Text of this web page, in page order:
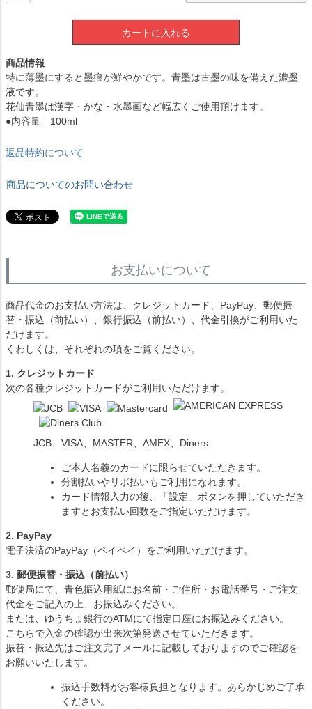
カートに入れる
商品情報
特に薄墨にすると墨痕が鮮やかです。青墨は古墨の味を備えた濃墨
液です。
花仙青墨は漢字・かな・水墨画など幅広くご使用頂けます。
●内容量 100ml
返品特約について
商品についてのお問い合わせ
お支払いについて
商品代金のお支払い方法は、クレジットカード、PayPay、郵便振
替・振込（前払い）、銀行振込（前払い）、代金引換がご利用いた
だけます。
くわしくは、それぞれの項をご覧ください。
1. クレジットカード
次の各種クレジットカードがご利用いただけます。
JCB、VISA、MASTER、AMEX、Diners
ご本人名義のカードに限らせていただきます。
分割払いやリボ払いもご利用になれます。
カード情報入力の後、「設定」ボタンを押していただき
ますとお支払い回数をご指定いただけます。
2. PayPay
電子決済のPayPay（ペイペイ）をご利用いただけます。
3. 郵便振替・振込（前払い）
郵便局にて、青色振込用紙にお名前・ご住所・お電話番号・ご注文
代金をご記入の上、お振込みください。
または、ゆうちょ銀行のATMにて指定口座にお振込みください。
こちらで入金の確認が出来次第発送させていただきます。
振替・振込先はご注文完了メールに記載しておりますのでご確認を
お願いいたします。
振込手数料がお客様負担となります。あらかじめご了承
ください。